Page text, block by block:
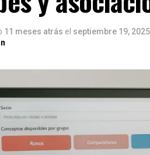
11 meses atrás el septiembre 19, 2025